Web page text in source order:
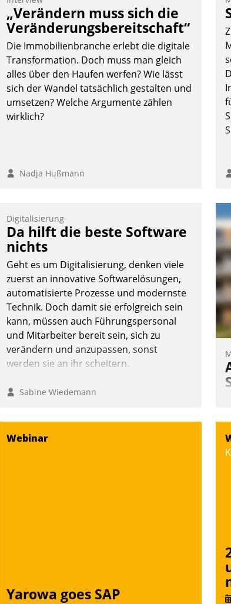
Teilnehmer kurzweilige Einblicke in
innovative Cloud-Strategien und -
Lösungen mit hohem Zukunftspotenzial.
Andreas Lerchner
„Verändern muss sich die
Veränderungsbereitschaft“
Die Immobilienbranche erlebt die digitale
Transformation. Doch muss man gleich
alles über den Haufen werfen? Wie lässt
sich der Wandel tatsächlich gestalten und
umsetzen? Welche Argumente zählen
wirklich?
Nadja Hußmann
Digitalisierung
Da hilft die beste Software
nichts
Geht es um Digitalisierung, denken viele
zuerst an innovative Softwarelösungen,
automatisierte Prozesse und modernste
Technik. Doch damit sie erfolgreich sein
kann, müssen auch Führungspersonal
und Mitarbeiter bereit sein, sich zu
verändern und anzupassen, sonst
werden sie an ihr scheitern.
Sabine Wiedemann
Webinar
Yarowa goes SAP